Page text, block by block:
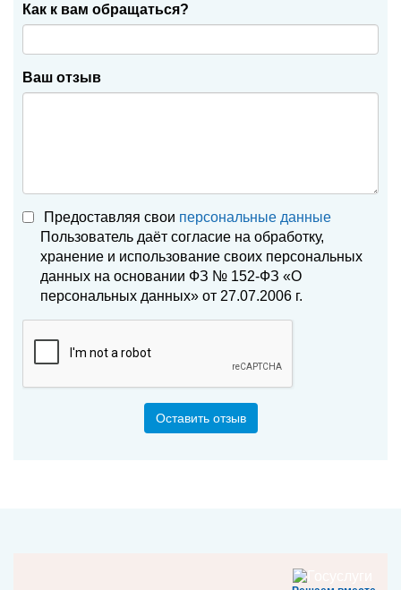
Как к вам обращаться?
Ваш отзыв
Предоставляя свои персональные данные
Пользователь даёт согласие на обработку,
хранение и использование своих персональных
данных на основании ФЗ № 152-ФЗ «О
персональных данных» от 27.07.2006 г.
Оставить отзыв